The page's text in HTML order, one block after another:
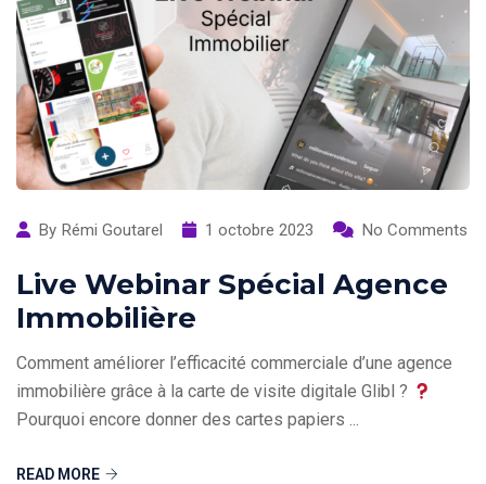
By Rémi Goutarel 1 octobre 2023 No Comments
Live Webinar Spécial Agence
Immobilière
Comment améliorer l’efficacité commerciale d’une agence
immobilière grâce à la carte de visite digitale Glibl ?
Pourquoi encore donner des cartes papiers ...
READ MORE